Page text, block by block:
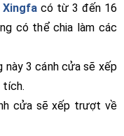
có từ 3 đến 16
có thể chia làm các
này 3 cánh cửa sẽ xếp
tích.
cửa sẽ xếp trượt về